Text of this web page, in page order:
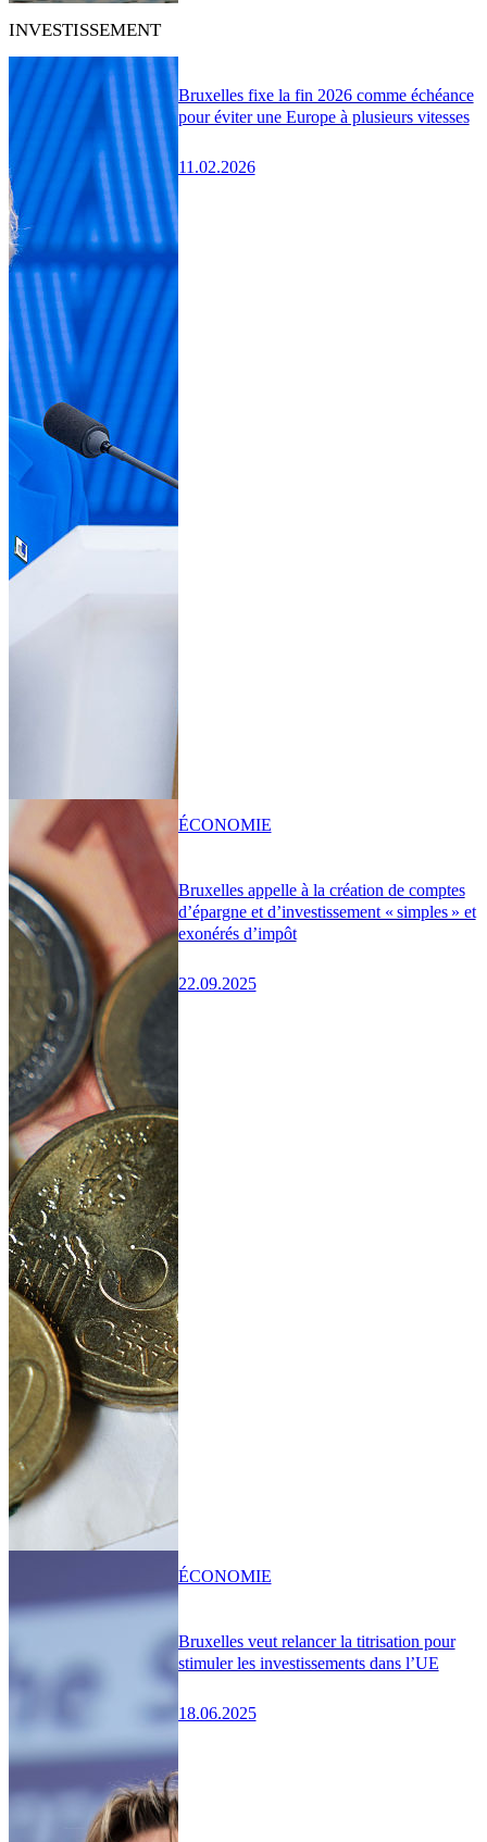
INVESTISSEMENT
Bruxelles fixe la fin 2026 comme échéance
pour éviter une Europe à plusieurs vitesses
11.02.2026
Bruxelles appelle à la création de comptes
d’épargne et d’investissement « simples » et
exonérés d’impôt
22.09.2025
ÉCONOMIE
Bruxelles veut relancer la titrisation pour
stimuler les investissements dans l’UE
18.06.2025
ÉCONOMIE